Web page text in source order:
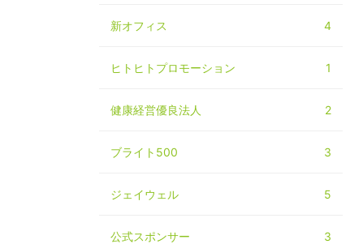
新オフィス 4
ヒトヒトプロモーション 1
健康経営優良法人 2
ブライト500 3
ジェイウェル 5
公式スポンサー 3